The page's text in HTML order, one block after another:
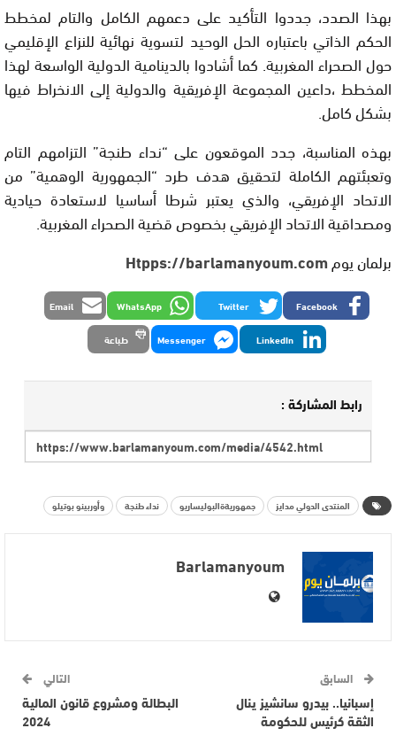
بهذا الصدد، جددوا التأكيد على دعمهم الكامل والتام لمخطط
الحكم الذاتي باعتباره الحل الوحيد لتسوية نهائية للنزاع الإقليمي
حول الصحراء المغربية. كما أشادوا بالدينامية الدولية الواسعة لهذا
المخطط ،داعين المجموعة الإفريقية والدولية إلى الانخراط فيها
بشكل كامل.
بهذه المناسبة، جدد الموقعون على “نداء طنجة” التزامهم التام
وتعبئتهم الكاملة لتحقيق هدف طرد “الجمهورية الوهمية” من
الاتحاد الإفريقي، والذي يعتبر شرطا أساسيا لاستعادة حيادية
ومصداقية الاتحاد الإفريقي بخصوص قضية الصحراء المغربية.
برلمان يومHtpps://barlamanyoum.com
Facebook
Twitter
WhatsApp
Email
LinkedIn
Messenger طباعة
رابط المشاركة :
المنتدى الدولي مدايز جمهوريةةالبوليساريو نداء طنجة وأوربينو بوتيلو
Barlamanyoum
السابق
إسبانيا.. بيدرو سانشيز ينال
الثقة كرئيس للحكومة
التالي
البطالة ومشروع قانون المالية
2024